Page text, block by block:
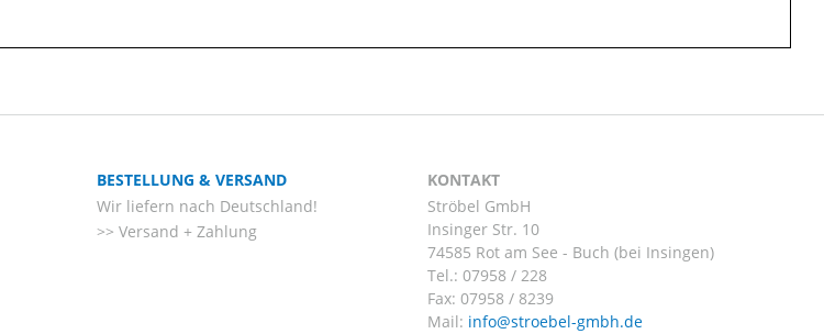
BESTELLUNG & VERSAND
Wir liefern nach Deutschland!
Versand + Zahlung
KONTAKT
Ströbel GmbH
Insinger Str. 10
74585 Rot am See - Buch (bei Insingen)
Tel.: 07958 / 228
Fax: 07958 / 8239
Mail: